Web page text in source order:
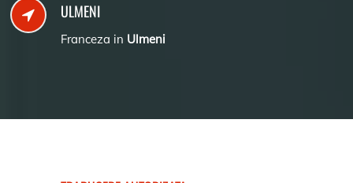
ULMENI
Franceza in Ulmeni